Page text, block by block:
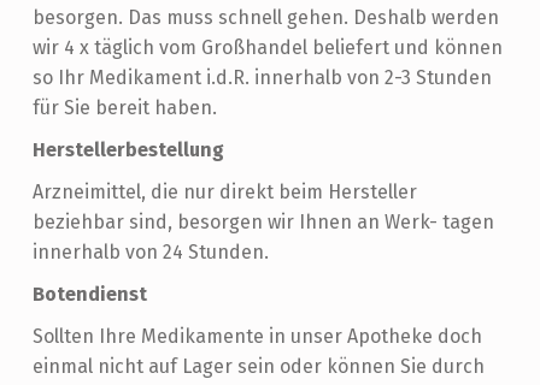
besorgen. Das muss schnell gehen. Deshalb werden
wir 4 x täglich vom Großhandel beliefert und können
so Ihr Medikament i.d.R. innerhalb von 2-3 Stunden
für Sie bereit haben.
Herstellerbestellung
Arzneimittel, die nur direkt beim Hersteller
beziehbar sind, besorgen wir Ihnen an Werk- tagen
innerhalb von 24 Stunden.
Botendienst
Sollten Ihre Medikamente in unser Apotheke doch
einmal nicht auf Lager sein oder können Sie durch